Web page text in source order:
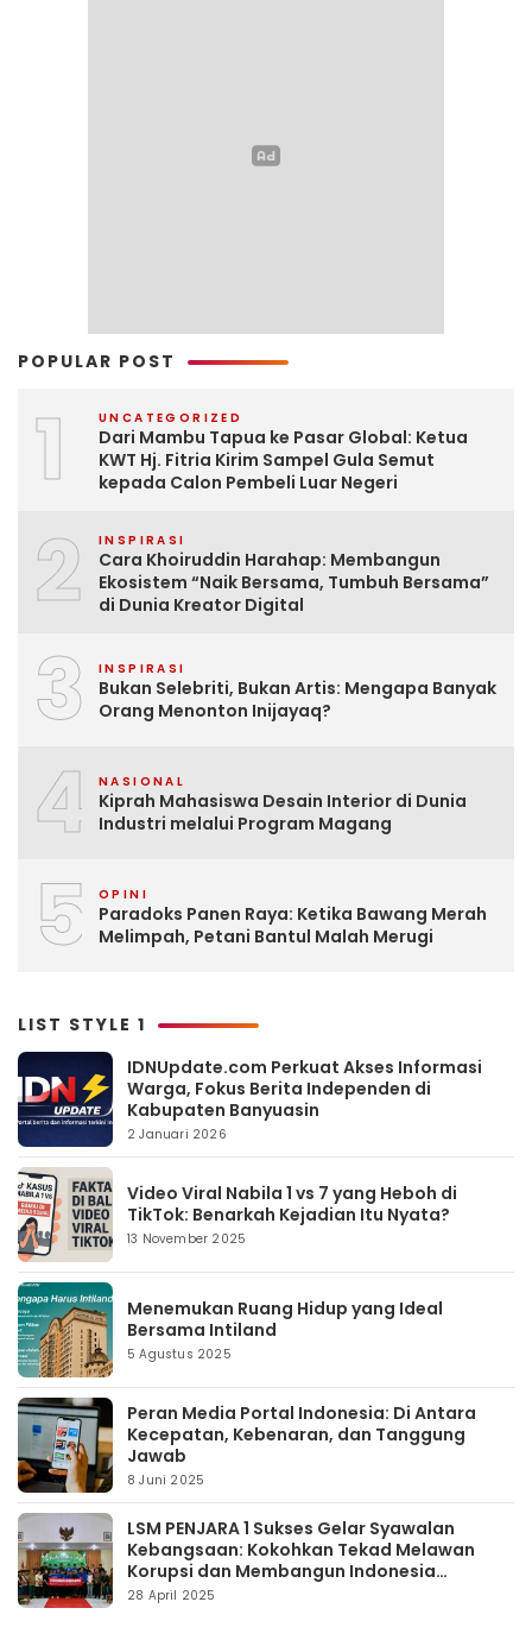
POPULAR POST
1 UNCATEGORIZED
Dari Mambu Tapua ke Pasar Global: Ketua
KWT Hj. Fitria Kirim Sampel Gula Semut
kepada Calon Pembeli Luar Negeri
2 INSPIRASI
Cara Khoiruddin Harahap: Membangun
Ekosistem “Naik Bersama, Tumbuh Bersama”
di Dunia Kreator Digital
3 INSPIRASI
Bukan Selebriti, Bukan Artis: Mengapa Banyak
Orang Menonton Inijayaq?
4 NASIONAL
Kiprah Mahasiswa Desain Interior di Dunia
Industri melalui Program Magang
5 OPINI
Paradoks Panen Raya: Ketika Bawang Merah
Melimpah, Petani Bantul Malah Merugi
LIST STYLE 1
IDNUpdate.com Perkuat Akses Informasi
Warga, Fokus Berita Independen di
Kabupaten Banyuasin
2 Januari 2026
Video Viral Nabila 1 vs 7 yang Heboh di
TikTok: Benarkah Kejadian Itu Nyata?
13 November 2025
Menemukan Ruang Hidup yang Ideal
Bersama Intiland
5 Agustus 2025
Peran Media Portal Indonesia: Di Antara
Kecepatan, Kebenaran, dan Tanggung
Jawab
8 Juni 2025
LSM PENJARA 1 Sukses Gelar Syawalan
Kebangsaan: Kokohkan Tekad Melawan
Korupsi dan Membangun Indonesia
Berintegritas
28 April 2025